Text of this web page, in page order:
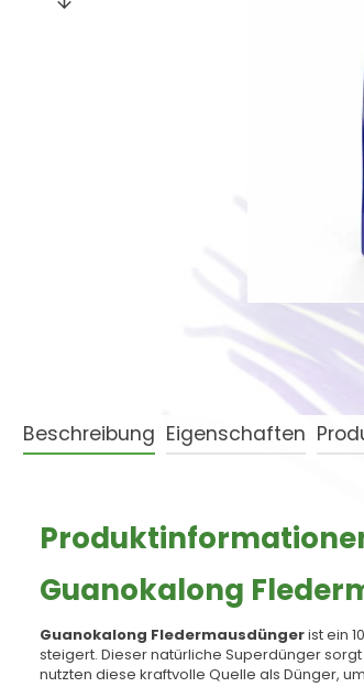
Beschreibung Eigenschaften
Guanokalong
Guanokalong Fledermausdüngerist ein
steigert. Dieser natürliche Superdünger
nutzten diese kraftvolle Quelle als Dünger,